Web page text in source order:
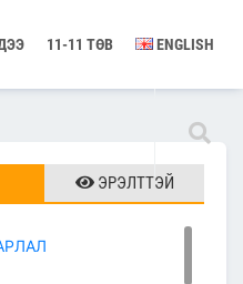
11-11 ТӨВ ENGLISH
ЭРЭЛТТЭЙ